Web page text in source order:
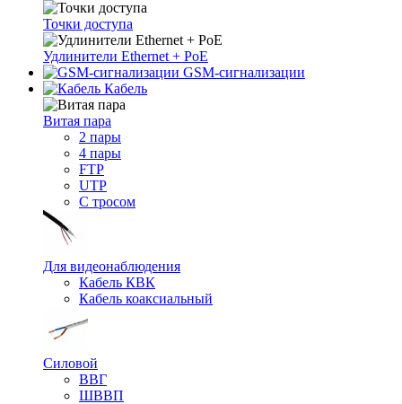
Точки доступа
Удлинители Ethernet + PoE
GSM-сигнализации
Кабель
Витая пара
2 пары
4 пары
FTP
UTP
С тросом
Для видеонаблюдения
Кабель КВК
Кабель коаксиальный
Силовой
ВВГ
ШВВП